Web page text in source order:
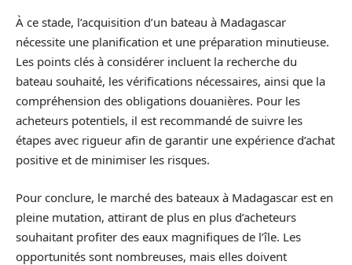
À ce stade, l’acquisition d’un bateau à Madagascar
nécessite une planification et une préparation minutieuse.
Les points clés à considérer incluent la recherche du
bateau souhaité, les vérifications nécessaires, ainsi que la
compréhension des obligations douanières. Pour les
acheteurs potentiels, il est recommandé de suivre les
étapes avec rigueur afin de garantir une expérience d’achat
positive et de minimiser les risques.
Pour conclure, le marché des bateaux à Madagascar est en
pleine mutation, attirant de plus en plus d’acheteurs
souhaitant profiter des eaux magnifiques de l’île. Les
opportunités sont nombreuses, mais elles doivent